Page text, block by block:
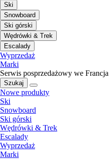
Ski
Snowboard
Ski górski
Wędrówki & Trek
Escalady
Wyprzedaż
Marki
Serwis posprzedażowy we Francja
Szukaj
Nowe produkty
Ski
Snowboard
Ski górski
Wędrówki & Trek
Escalady
Wyprzedaż
Marki